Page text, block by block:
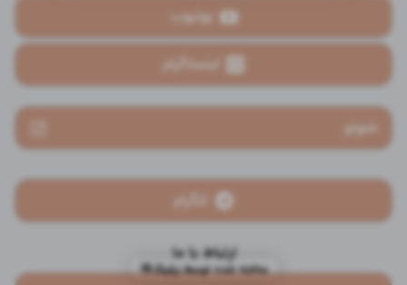
یوتیوب
اینستاگرام
شنوتو
تلگرام
ارتباط با ما
ساخته شده توسط